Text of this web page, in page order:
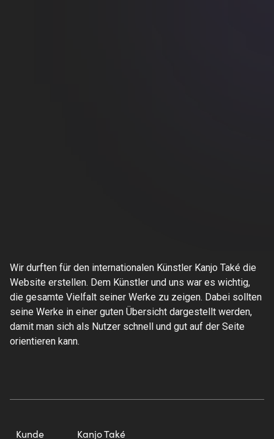
Wir durften für den internationalen Künstler Kanjo Také die
Website erstellen. Dem Künstler und uns war es wichtig,
die gesamte Vielfalt seiner Werke zu zeigen. Dabei sollten
seine Werke in einer guten Übersicht dargestellt werden,
damit man sich als Nutzer schnell und gut auf der Seite
orientieren kann.
Kunde Kanjo Také